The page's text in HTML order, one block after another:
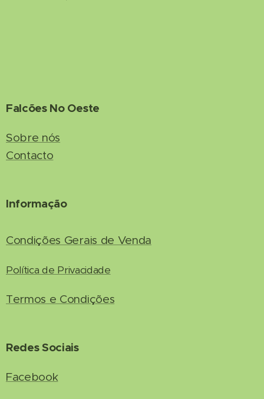
Falcões No Oeste
Sobre nós
Contacto
Informação
Condições Gerais de Venda
Política de Privacidade
Termos e Condições
Redes Sociais
Facebook